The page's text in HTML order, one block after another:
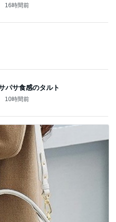
10時間前
バッグ
を読む
と焦っている時間